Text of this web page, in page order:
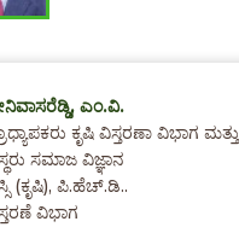
ಎಂ.ವಿ.
ಕೃಷಿ ವಿಸ್ತರಣಾ ವಿಭಾಗ ಮತ್ತು
ಸಮಾಜ ವಿಜ್ಞಾನ
(ಕೃಷಿ), ಪಿ.ಹೆಚ್.ಡಿ..
ವಿಭಾಗ